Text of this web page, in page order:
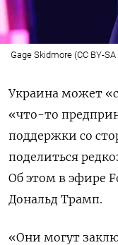
Gage Skidmore (CC BY-SA
Украина может
«что-то
поддержки со
поделиться
Об этом в эфире
Дональд Трамп.
«Они могут